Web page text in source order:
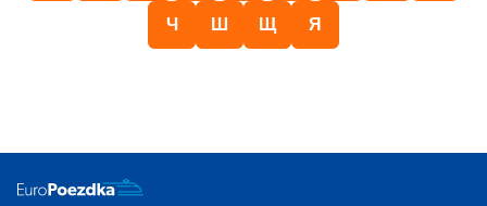
Ч Ш Щ Я